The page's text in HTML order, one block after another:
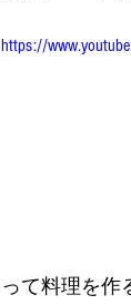
https://
って料理を作